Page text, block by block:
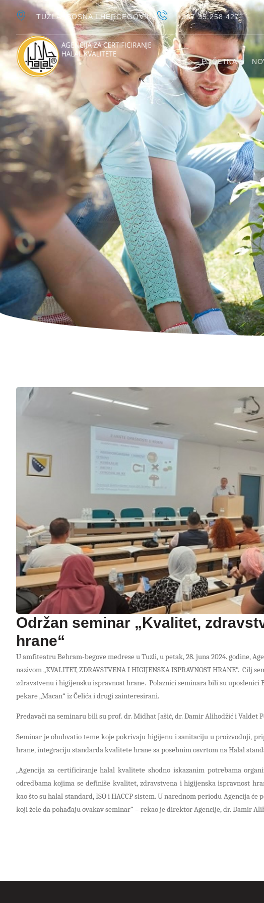
TUZLA, BOSNA I HERCEGOVINA +387 35 258 427
POČETNA
Održan seminar „Kvalitet,
hrane“
U amfiteatru Behram-begove medrese u Tuzli, u petak, 28. juna 2024. godine,
nazivom „KVALITET, ZDRAVSTVENA I HIGIJENSKA ISPRAVNOST HRANE“.
zdravstvenu i higijensku ispravnost hrane. Polaznici seminara bili su uposlenici
pekare „Macan“ iz Čelića i drugi zainteresirani.
Predavači na seminaru bili su prof. dr. Midhat Jašić, dr. Damir Alihodžić i Valdet
Seminar je obuhvatio teme koje pokrivaju higijenu i sanitaciju u proizvodnji,
hrane, integraciju standarda kvalitete hrane sa posebnim osvrtom na Halal
„Agencija za certificiranje halal kvalitete shodno iskazanim potrebama
odredbama kojima se definiše kvalitet, zdravstvena i higijenska ispravnost
kao što su halal standard, ISO i HACCP sistem. U narednom periodu Agencija
koji žele da pohađaju ovakav seminar“ – rekao je direktor Agencije, dr. Damir